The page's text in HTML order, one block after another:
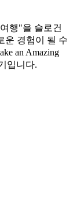
행"을 슬로건
운 경험이 될 수
an Amazing
입니다.